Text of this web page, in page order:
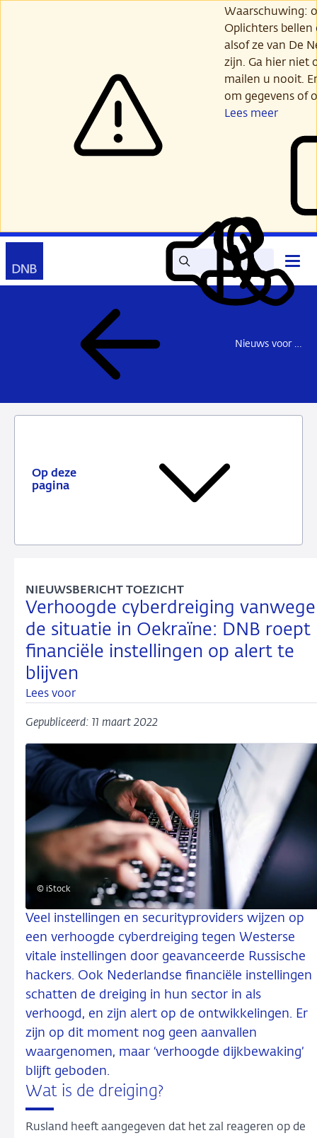
Waarschuwing:
Oplichters
alsof ze van De
zijn. Ga hier niet
mailen u nooit.
om gegevens of
Lees meer
Zoek Lees
voor
Mijn
DNB
Contact
Nieuws voor de sector
Op deze
pagina
Verhoogde cyberdreiging vanwege
de situatie in Oekraïne: DNB roept
financiële instellingen op alert te
blijven
NIEUWSBERICHT TOEZICHT
Lees voor
Gepubliceerd: 11 maart 2022
© iStock
Veel instellingen en securityproviders wijzen op
een verhoogde cyberdreiging tegen Westerse
vitale instellingen door geavanceerde Russische
hackers. Ook Nederlandse financiële instellingen
schatten de dreiging in hun sector in als
verhoogd, en zijn alert op de ontwikkelingen. Er
zijn op dit moment nog geen aanvallen
waargenomen, maar ‘verhoogde dijkbewaking’
blijft geboden.
Wat is de dreiging?
Rusland heeft aangegeven dat het zal reageren op de